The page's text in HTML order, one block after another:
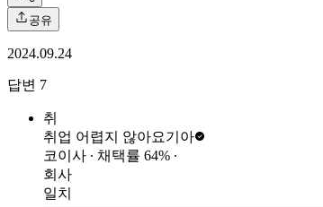
공유
2024.09.24
답변 7
취
취업 어렵지 않아요기아
코이사 ∙ 채택률 64% ∙
회사
일치